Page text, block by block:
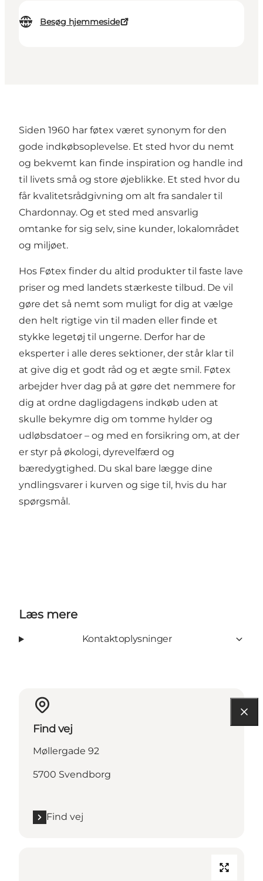
Besøg hjemmeside
Siden 1960 har føtex været synonym for den
gode indkøbsoplevelse. Et sted hvor du nemt
og bekvemt kan finde inspiration og handle ind
til livets små og store øjeblikke. Et sted hvor du
får kvalitetsrådgivning om alt fra sandaler til
Chardonnay. Og et sted med ansvarlig
omtanke for sig selv, sine kunder, lokalområdet
og miljøet.
Hos Føtex finder du altid produkter til faste lave
priser og med landets stærkeste tilbud. De vil
gøre det så nemt som muligt for dig at vælge
den helt rigtige vin til maden eller finde et
stykke legetøj til ungerne. Derfor har de
eksperter i alle deres sektioner, der står klar til
at give dig et godt råd og et ægte smil. Føtex
arbejder hver dag på at gøre det nemmere for
dig at ordne dagligdagens indkøb uden at
skulle bekymre dig om tomme hylder og
udløbsdatoer – og med en forsikring om, at der
er styr på økologi, dyrevelfærd og
bæredygtighed. Du skal bare lægge dine
yndlingsvarer i kurven og sige til, hvis du har
spørgsmål.
Læs mere
Kontaktoplysninger
Find vej
Møllergade 92
5700 Svendborg
Find vej